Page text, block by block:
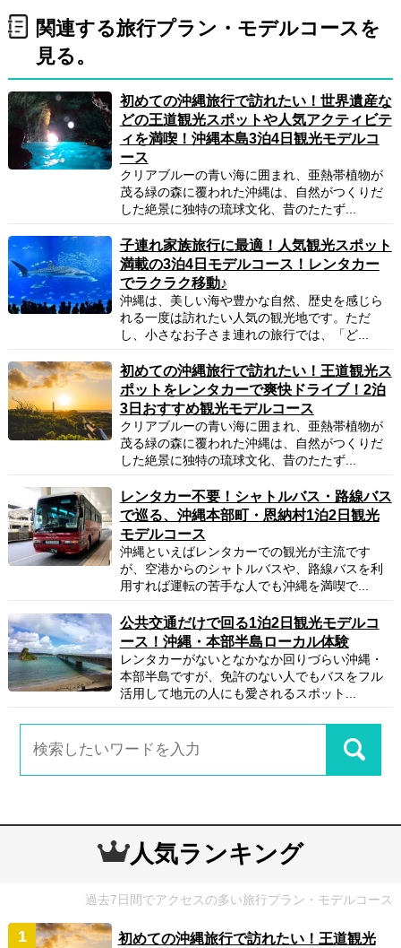
関連する旅行プラン・モデルコースを
見る。
初めての沖縄旅行で訪れたい！世界遺産な
どの王道観光スポットや人気アクティビテ
ィを満喫！沖縄本島3泊4日観光モデルコ
ース
クリアブルーの青い海に囲まれ、亜熱帯植物が
茂る緑の森に覆われた沖縄は、自然がつくりだ
した絶景に独特の琉球文化、昔のたたず...
子連れ家族旅行に最適！人気観光スポット
満載の3泊4日モデルコース！レンタカー
でラクラク移動♪
沖縄は、美しい海や豊かな自然、歴史を感じら
れる一度は訪れたい人気の観光地です。ただ
し、小さなお子さま連れの旅行では、「ど...
初めての沖縄旅行で訪れたい！王道観光ス
ポットをレンタカーで爽快ドライブ！2泊
3日おすすめ観光モデルコース
クリアブルーの青い海に囲まれ、亜熱帯植物が
茂る緑の森に覆われた沖縄は、自然がつくりだ
した絶景に独特の琉球文化、昔のたたず...
レンタカー不要！シャトルバス・路線バス
で巡る、沖縄本部町・恩納村1泊2日観光
モデルコース
沖縄といえばレンタカーでの観光が主流です
が、空港からのシャトルバスや、路線バスを利
用すれば運転の苦手な人でも沖縄を満喫で...
公共交通だけで回る1泊2日観光モデルコ
ース！沖縄・本部半島ローカル体験
レンタカーがないとなかなか回りづらい沖縄・
本部半島ですが、免許のない人でもバスをフル
活用して地元の人にも愛されるスポット...
人気ランキング
過去7日間でアクセスの多い旅行プラン・モデルコース
初めての沖縄旅行で訪れたい！王道観光